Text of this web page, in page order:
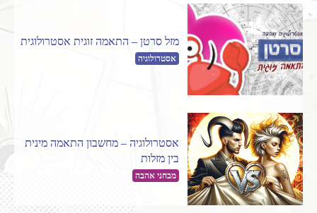
מזל סרטן – התאמה זוגית אסטרולוגית
אסטרולוגיה
אסטרולוגיה – מחשבון התאמה מינית
בין מזלות
מבחני אהבה